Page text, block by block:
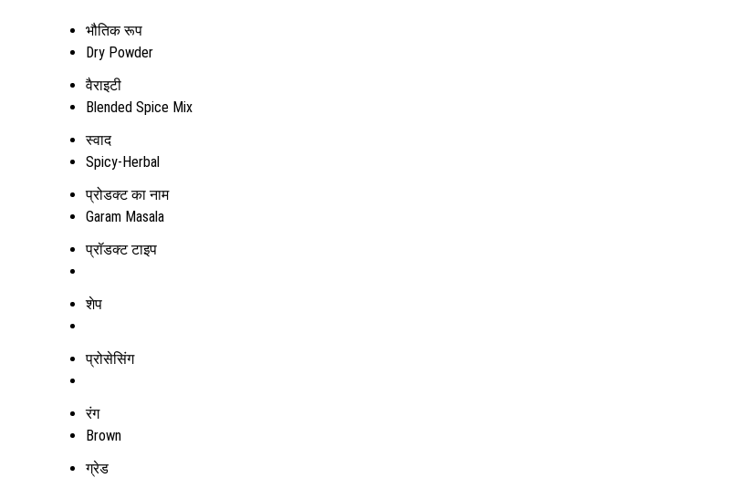
भौतिक रूप
Dry Powder
वैराइटी
Blended Spice Mix
स्वाद
Spicy-Herbal
प्रोडक्ट का नाम
Garam Masala
प्रॉडक्ट टाइप
शेप
प्रोसेसिंग
रंग
Brown
ग्रेड